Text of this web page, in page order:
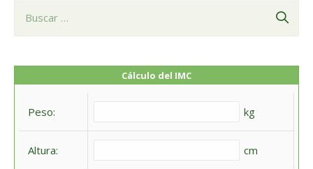
Cálculo del IMC
Peso: kg
Altura: cm